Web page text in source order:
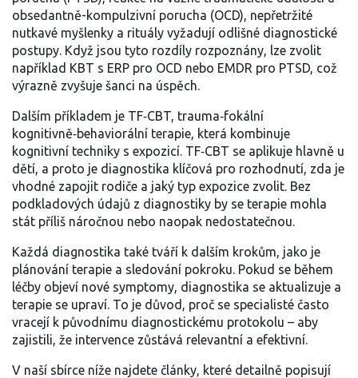
obsedantně-kompulzivní porucha (OCD), nepřetržité
nutkavé myšlenky a rituály vyžadují odlišné diagnostické
postupy. Když jsou tyto rozdíly rozpoznány, lze zvolit
například KBT s ERP pro OCD nebo EMDR pro PTSD, což
výrazně zvyšuje šanci na úspěch.
Dalším příkladem je TF‑CBT, trauma‑fokální
kognitivně‑behaviorální terapie, která kombinuje
kognitivní techniky s expozicí. TF‑CBT se aplikuje hlavně u
dětí, a proto je diagnostika klíčová pro rozhodnutí, zda je
vhodné zapojit rodiče a jaký typ expozice zvolit. Bez
podkladových údajů z diagnostiky by se terapie mohla
stát příliš náročnou nebo naopak nedostatečnou.
Každá diagnostika také tváří k dalším krokům, jako je
plánování terapie a sledování pokroku. Pokud se během
léčby objeví nové symptomy, diagnostika se aktualizuje a
terapie se upraví. To je důvod, proč se specialisté často
vracejí k původnímu diagnostickému protokolu – aby
zajistili, že intervence zůstává relevantní a efektivní.
V naší sbírce níže najdete články, které detailně popisují